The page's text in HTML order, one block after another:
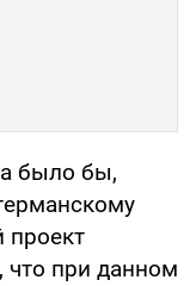
было бы,
проект
что при данном